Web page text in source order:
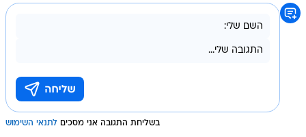
בשליחת התגובה אני מסכים לתנאי השימוש